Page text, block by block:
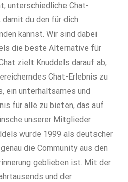
unterschiedliche Chat-
du den für dich
kannst. Wir sind dabei
die beste Alternative für
zielt Knuddels darauf ab,
Chat-Erlebnis zu
ein unterhaltsames und
für alle zu bieten, das auf
unserer Mitglieder
wurde 1999 als deutscher
die Community aus den
geblieben ist. Mit der
und der